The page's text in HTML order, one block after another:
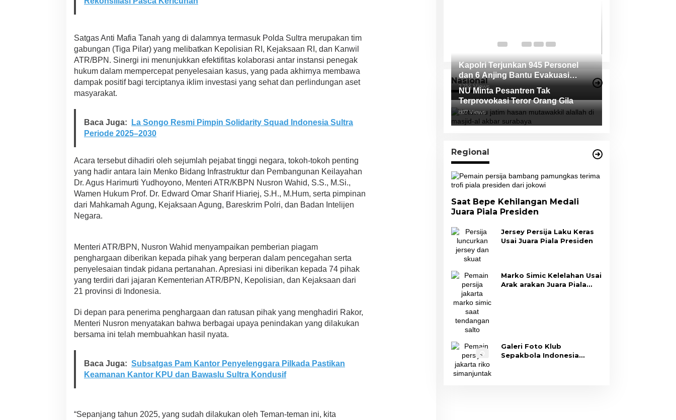
P
m
a
s
a
r
i
n
t
e
i
T
R
/
B
Satgas Anti Mafia Tanah yang di dalamnya termasuk Polda Sultra merupakan tim
gabungan (Tiga Pilar) yang melibatkan Kepolisian RI, Kejaksaan RI, dan Kanwil
ATR/BPN. Sinergi ini menunjukkan efektifitas kolaborasi antar instansi penegak
hukum dalam mempercepat penyelesaian kasus, yang pada akhirnya membawa
dampak positif bagi terciptanya iklim investasi yang sehat dan perlindungan aset
masyarakat.
Baca Juga:
La Songo Resmi Pimpin Solidarity Squad Indonesia Sultra
Periode 2025–2030
Acara tersebut dihadiri oleh sejumlah pejabat tinggi negara, tokoh-tokoh penting
yang hadir antara lain Menko Bidang Infrastruktur dan Pembangunan Keilayahan
Dr. Agus Harimurti Yudhoyono, Menteri ATR/KBPN Nusron Wahid, S.S., M.Si.,
Wamen Hukum Prof. Dr. Edward Omar Sharif Hiariej, S.H., M.Hum, serta pimpinan
dari Mahkamah Agung, Kejaksaan Agung, Bareskrim Polri, dan Badan Intelijen
Negara.
Menteri ATR/BPN, Nusron Wahid menyampaikan pemberian piagam
penghargaan diberikan kepada pihak yang berperan dalam pencegahan serta
penyelesaian tindak pidana pertanahan. Apresiasi ini diberikan kepada 74 pihak
yang terdiri dari jajaran Kementerian ATR/BPN, Kepolisian, dan Kejaksaan dari
21 provinsi di Indonesia.
Di depan para penerima penghargaan dan ratusan pihak yang menghadiri Rakor,
Menteri Nusron menyatakan bahwa berbagai upaya penindakan yang dilakukan
bersama ini telah membuahkan hasil nyata.
Baca Juga: Subsatgas Pam Kantor Penyelenggara Pilkada Pastikan
Keamanan Kantor KPU dan Bawaslu Sultra Kondusif
“Sepanjang tahun 2025, yang sudah dilakukan oleh Teman-teman ini, kita
Nasional
Kapolri Terjunkan 945 Personel
dan 6 Anjing Bantu Evakuasi
Korban Erupsi Gunung Semeru
2,214 Views
NU Minta Pesantren Tak
Terprovokasi Teror Orang Gila
807 Views
Regional
Saat Bepe Kehilangan Medali
Juara Piala Presiden
Jersey Persija Laku Keras
Usai Juara Piala Presiden
Marko Simic Kelelahan Usai
Arak arakan Juara Piala
Galeri Foto Klub
Sepakbola Indonesia